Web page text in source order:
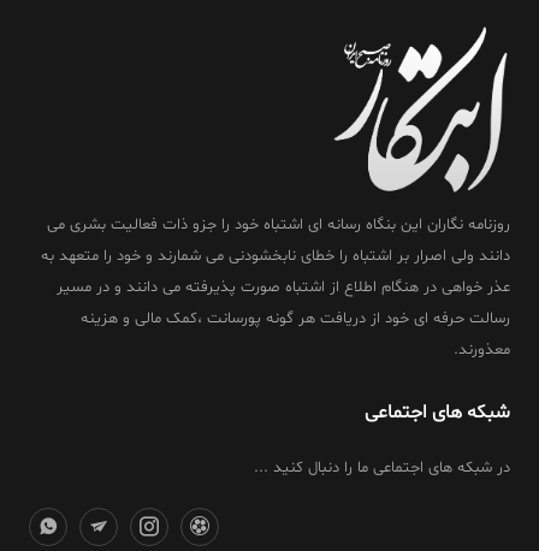
روزنامه نگاران این بنگاه رسانه ای اشتباه خود را جزو ذات فعالیت بشری می
دانند ولی اصرار بر اشتباه را خطای نابخشودنی می شمارند و خود را متعهد به
عذر خواهی در هنگام اطلاع از اشتباه صورت پذیرفته می دانند و در مسیر
رسالت حرفه ای خود از دریافت هر گونه پورسانت ،کمک مالی و هزینه
معذورند.
شبکه های اجتماعی
در شبکه های اجتماعی ما را دنبال کنید ...